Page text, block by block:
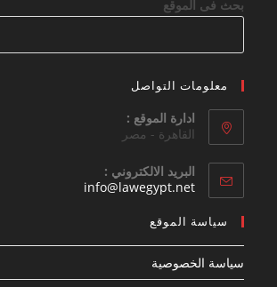
بحث فى الموقع
معلومات التواصل
ادارة الموقع :
القاهرة - مصر
البريد الالكتروني :
info@lawegypt.net
سياسة الموقع
سياسة الخصوصية